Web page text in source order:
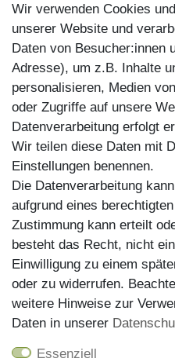
In den
Kundenservice
Impressum
Datenschutz
AGB
Widerrufsrecht
Wir verwenden Cookies
unserer Website und
Daten von Besucher:innen
Adresse), um z.B. Inhalte
personalisieren, Medien
oder Zugriffe auf unsere
Datenverarbeitung erfolgt
Wir teilen diese Daten mit
Einstellungen benennen.
Die Datenverarbeitung
aufgrund eines
Zustimmung kann erteilt
besteht das Recht, nicht
Einwilligung zu einem
oder zu widerrufen.
weitere Hinweise zur
Daten in unserer
Essenziell